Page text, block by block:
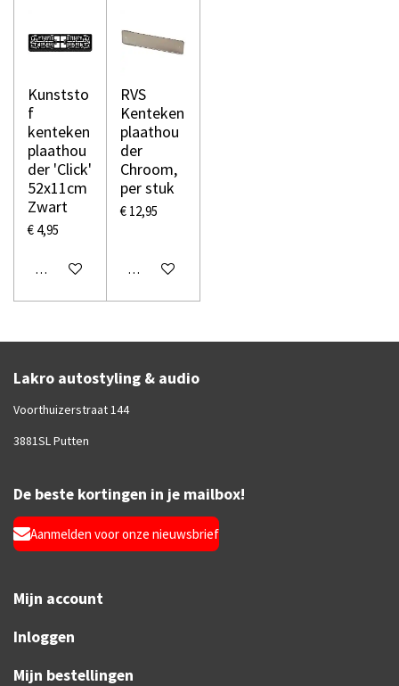
Kunststo
f
kenteken
plaathou
der 'Click'
52x11cm
Zwart
€ 4,95
In winkelwagen
RVS
Kenteken
plaathou
der
Chroom,
per stuk
€ 12,95
In winkelwagen
Lakro autostyling & audio
Voorthuizerstraat 144
3881SL Putten
De beste kortingen in je mailbox!
Aanmelden voor onze nieuwsbrief
Mijn account
Inloggen
Mijn bestellingen